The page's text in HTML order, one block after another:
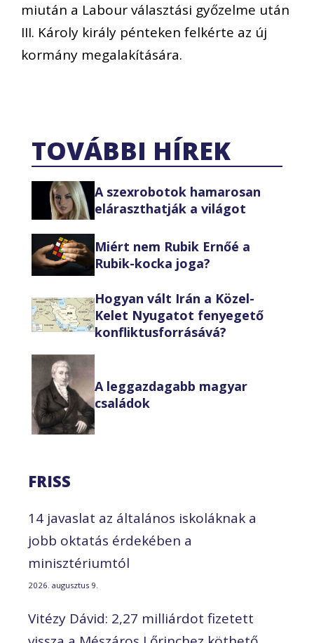
miután a Labour választási győzelme után
III. Károly király pénteken felkérte az új
kormány megalakítására.
TOVÁBBI HÍREK
A szexrobotok hamarosan
eláraszthatják a világot
Miért nem Rubik Ernőé a
Rubik-kocka joga?
Hogyan vált Irán a Közel-
Kelet Nyugatot fenyegető
konfliktusforrásává?
A leggazdagabb magyar
családok
FRISS
14 javaslat az általános iskoláknak a
jobb oktatás érdekében a
minisztériumtól
2026. augusztus 9.
Vitézy Dávid: 2,27 milliárdot fizetett